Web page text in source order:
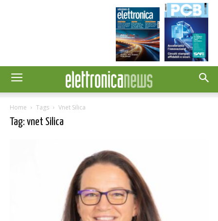
Home Tags Vnet Silica
Tag: vnet Silica